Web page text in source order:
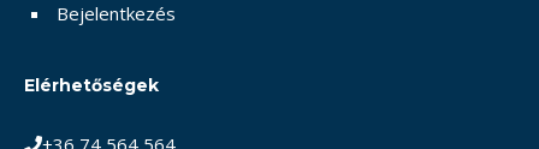
Bejelentkezés
Elérhetőségek